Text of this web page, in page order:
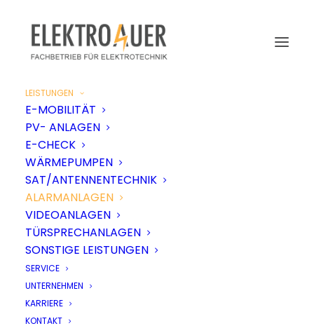
LEISTUNGEN
E-MOBILITÄT
PV- ANLAGEN
E-CHECK
WÄRMEPUMPEN
SAT/ANTENNENTECHNIK
ALARMANLAGEN
VIDEOANLAGEN
TÜRSPRECHANLAGEN
SONSTIGE LEISTUNGEN
SERVICE
UNTERNEHMEN
KARRIERE
KONTAKT